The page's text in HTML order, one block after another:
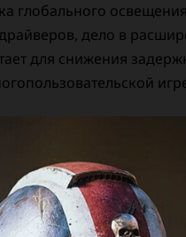
глобального
дело в
для снижения